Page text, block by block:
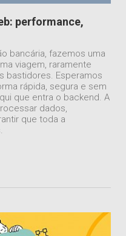
performance,
bancária, fazemos uma
viagem, raramente
bastidores. Esperamos
rápida, segura e sem
que entra o backend. A
dados,
que toda a